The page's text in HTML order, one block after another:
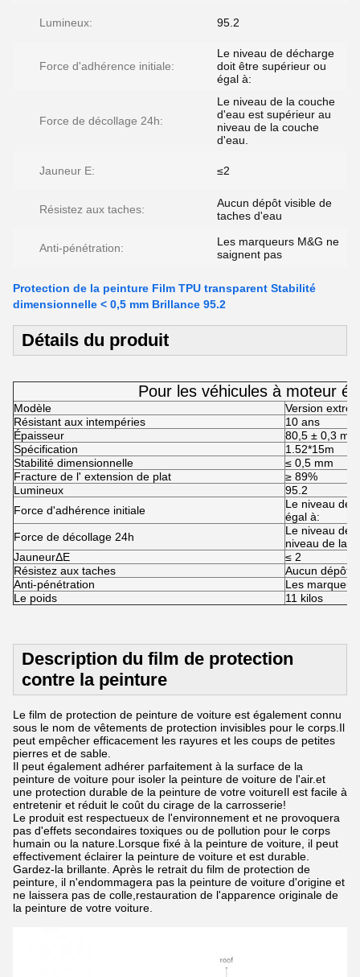
Lumineux: 95.2
Force d'adhérence initiale:
Le niveau de décharge
doit être supérieur ou
égal à:
Force de décollage 24h:
Le niveau de la couche
d'eau est supérieur au
niveau de la couche
d'eau.
Jauneur E: ≤2
Résistez aux taches:
Aucun dépôt visible de
taches d'eau
Anti-pénétration:
Les marqueurs M&G ne
saignent pas
Protection de la peinture Film TPU transparent Stabilité
dimensionnelle < 0,5 mm Brillance 95.2
Détails du produit
Pour les véhicules à moteur
Modèle
Version
Résistant aux intempéries
10 ans
Épaisseur
80,5 ± 0,3
Spécification
1.52*15m
Stabilité dimensionnelle
≤ 0,5 mm
Fracture de l' extension de plat
≥ 89%
Lumineux
95.2
Force d'adhérence initiale
Le niveau de
égal à:
Force de décollage 24h
Le niveau de
niveau de la
JauneurΔE
≤ 2
Résistez aux taches
Aucun dépôt
Anti-pénétration
Les
Le poids
11 kilos
Description du film de protection
contre la peinture
Le film de protection de peinture de voiture est également connu
sous le nom de vêtements de protection invisibles pour le corps.Il
peut empêcher efficacement les rayures et les coups de petites
pierres et de sable.
Il peut également adhérer parfaitement à la surface de la
peinture de voiture pour isoler la peinture de voiture de l'air.et
une protection durable de la peinture de votre voitureIl est facile à
entretenir et réduit le coût du cirage de la carrosserie!
Le produit est respectueux de l'environnement et ne provoquera
pas d'effets secondaires toxiques ou de pollution pour le corps
humain ou la nature.Lorsque fixé à la peinture de voiture, il peut
effectivement éclairer la peinture de voiture et est durable.
Gardez-la brillante. Après le retrait du film de protection de
peinture, il n'endommagera pas la peinture de voiture d'origine et
ne laissera pas de colle,restauration de l'apparence originale de
la peinture de votre voiture.